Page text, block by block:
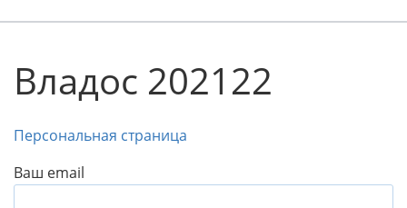
Владос 202122
Персональная страница
Ваш email